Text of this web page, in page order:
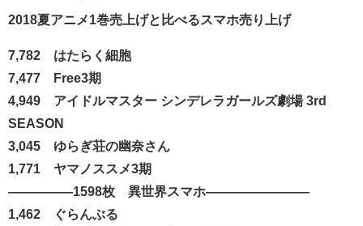
2018夏アニメ1巻売上げと比べるスマホ売り上げ
7,782 はたらく細胞
7,477 Free3期
4,949 アイドルマスター シンデレラガールズ劇場 3rd
SEASON
3,045 ゆらぎ荘の幽奈さん
1,771 ヤマノススメ3期
―――――1598枚 異世界スマホ――――――――
1,462 ぐらんぶる